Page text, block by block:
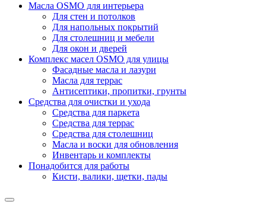
Масла OSMO для интерьера
Для стен и потолков
Для напольных покрытий
Для столешниц и мебели
Для окон и дверей
Комплекс масел OSMO для улицы
Фасадные масла и лазури
Масла для террас
Антисептики, пропитки, грунты
Средства для очистки и ухода
Средства для паркета
Средства для террас
Средства для столешниц
Масла и воски для обновления
Инвентарь и комплекты
Понадобится для работы
Кисти, валики, щетки, пады